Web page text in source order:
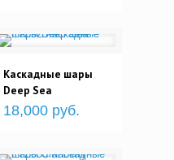
Каскадные шары
Deep Sea
18,000 руб.